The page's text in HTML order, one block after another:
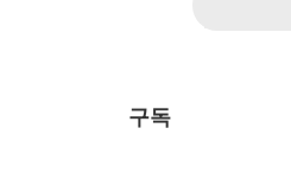
구독